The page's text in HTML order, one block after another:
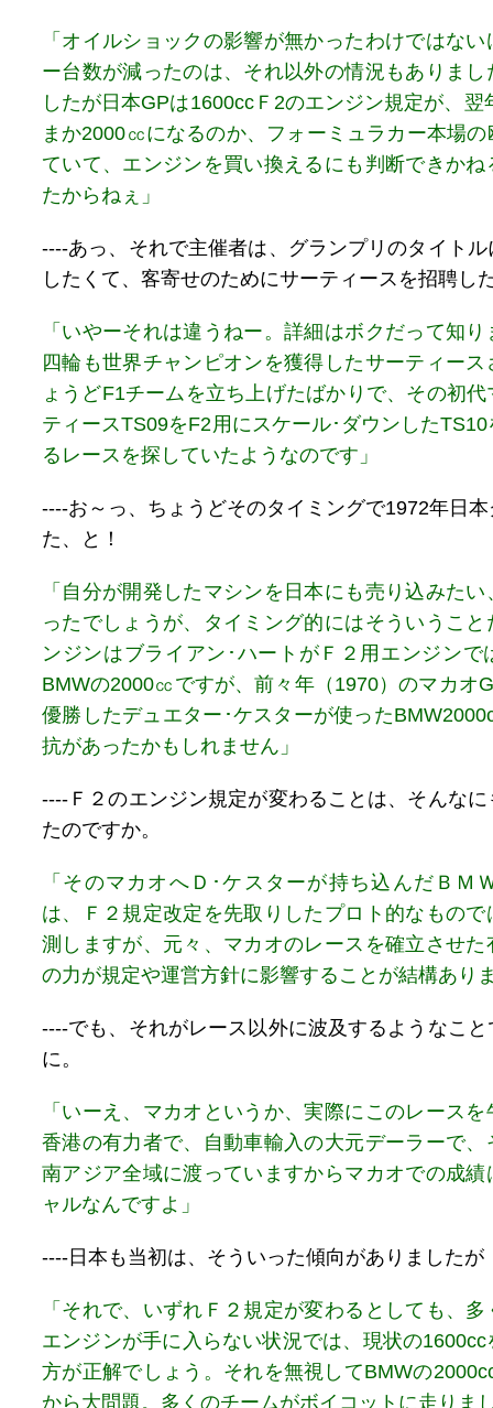
「オイルショックの影響が無かったわけではな
ー台数が減ったのは、それ以外の情況もありま
したが日本GPは1600ccＦ2のエンジン規定が、翌
まか2000㏄になるのか、フォーミュラカー本場
ていて、エンジンを買い換えるにも判断できか
たからねぇ」
----あっ、それで主催者は、グランプリのタイト
したくて、客寄せのためにサーティースを招聘し
「いやーそれは違うねー。詳細はボクだって知
四輪も世界チャンピオンを獲得したサーティー
ょうどF1チームを立ち上げたばかりで、その初
ティースTS09をF2用にスケール･ダウンした
るレースを探していたようなのです」
----お～っ、ちょうどそのタイミングで1972年日
た、と！
「自分が開発したマシンを日本にも売り込みた
ったでしょうが、タイミング的にはそういうこ
ンジンはブライアン･ハートがＦ２用エンジンで
BMWの2000㏄ですが、前々年（1970）のマカオ
優勝したデュエター･ケスターが使った
抗があったかもしれません」
----Ｆ２のエンジン規定が変わることは、そんな
たのですか。
「そのマカオへＤ･ケスターが持ち込んだＢＭ
は、Ｆ２規定改定を先取りしたプロト的なもの
測しますが、元々、マカオのレースを確立させた
の力が規定や運営方針に影響することが結構あり
----でも、それがレース以外に波及するようなこ
に。
「いーえ、マカオというか、実際にこのレース
香港の有力者で、自動車輸入の大元デーラーで、
南アジア全域に渡っていますからマカオでの成績
ャルなんですよ」
----日本も当初は、そういった傾向がありましたが
「それで、いずれＦ２規定が変わるとしても、
エンジンが手に入らない状況では、現状の
方が正解でしょう。それを無視してBMWの
から大問題。多くのチームがボイコットに走りま